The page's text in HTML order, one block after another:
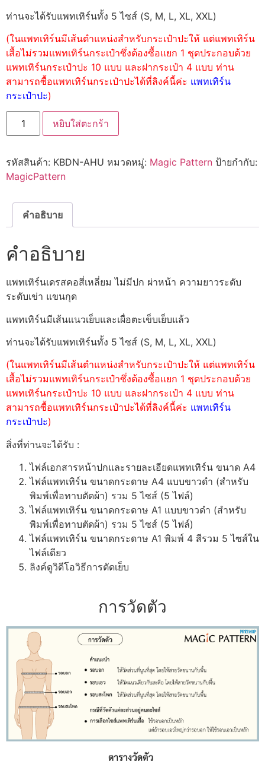
ท่านจะได้รับแพทเทิร์นทั้ง 5 ไซส์ (S, M, L, XL, XXL)
(ในแพทเทิร์นมีเส้นตำแหน่งสำหรับกระเป๋าปะให้ แต่แพทเทิร์น
เสื้อไม่รวมแพทเทิร์นกระเป๋าซึ่งต้องซื้อแยก 1 ชุดประกอบด้วย
แพทเทิร์นกระเป๋าปะ 10 แบบ และฝากระเป๋า 4 แบบ ท่าน
สามารถซื้อแพทเทิร์นกระเป๋าปะได้ที่ลิงค์นี้ค่ะ แพทเทิร์น
กระเป๋าปะ)
หยิบใส่ตะกร้า
รหัสสินค้า: KBDN-AHU หมวดหมู่: Magic Pattern ป้ายกำกับ:
MagicPattern
คำอธิบาย
คำอธิบาย
แพทเทิร์นเดรสคอสี่เหลี่ยม ไม่มีปก ผ่าหน้า ความยาวระดับ
ระดับเข่า แขนกุด
แพทเทิร์นมีเส้นแนวเย็บและเผื่อตะเข็บเย็บแล้ว
ท่านจะได้รับแพทเทิร์นทั้ง 5 ไซส์ (S, M, L, XL, XXL)
(ในแพทเทิร์นมีเส้นตำแหน่งสำหรับกระเป๋าปะให้ แต่แพทเทิร์น
เสื้อไม่รวมแพทเทิร์นกระเป๋าซึ่งต้องซื้อแยก 1 ชุดประกอบด้วย
แพทเทิร์นกระเป๋าปะ 10 แบบ และฝากระเป๋า 4 แบบ ท่าน
สามารถซื้อแพทเทิร์นกระเป๋าปะได้ที่ลิงค์นี้ค่ะ แพทเทิร์น
กระเป๋าปะ)
สิ่งที่ท่านจะได้รับ :
ไฟล์เอกสารหน้าปกและรายละเอียดแพทเทิร์น ขนาด A4
ไฟล์แพทเทิร์น ขนาดกระดาษ A4 แบบขาวดำ (สำหรับ
พิมพ์เพื่อทาบตัดผ้า) รวม 5 ไซส์ (5 ไฟล์)
ไฟล์แพทเทิร์น ขนาดกระดาษ A1 แบบขาวดำ (สำหรับ
พิมพ์เพื่อทาบตัดผ้า) รวม 5 ไซส์ (5 ไฟล์)
ไฟล์แพทเทิร์น ขนาดกระดาษ A1 พิมพ์ 4 สีรวม 5 ไซส์ใน
ไฟล์เดียว
ลิงค์ดูวิดีโอวิธีการตัดเย็บ
การวัดตัว